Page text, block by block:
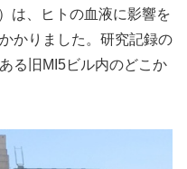
は、ヒトの血液に影響を
かりました。研究記録の
る旧MI5ビル内のどこか